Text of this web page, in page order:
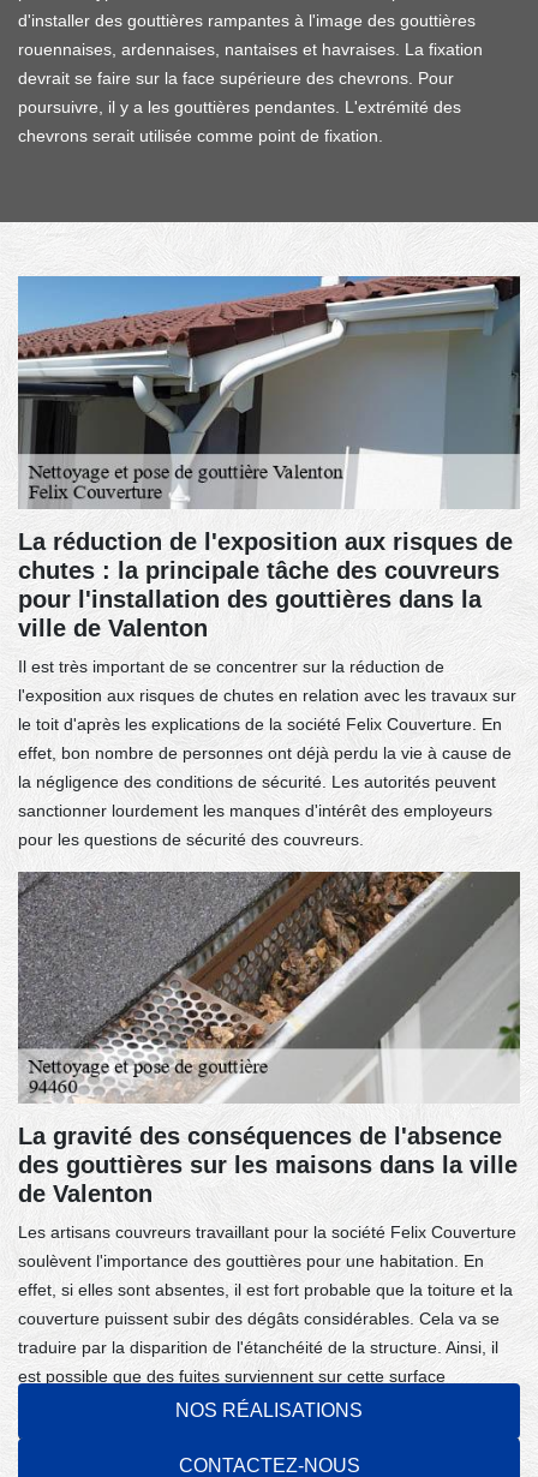
NOS RÉALISATIONS
CONTACTEZ-NOUS
d'installer des gouttières rampantes à l'image des gouttières
rouennaises, ardennaises, nantaises et havraises. La fixation
devrait se faire sur la face supérieure des chevrons. Pour
poursuivre, il y a les gouttières pendantes. L'extrémité des
chevrons serait utilisée comme point de fixation.
La réduction de l'exposition aux risques de
chutes : la principale tâche des couvreurs
pour l'installation des gouttières dans la
ville de Valenton
Il est très important de se concentrer sur la réduction de
l'exposition aux risques de chutes en relation avec les travaux sur
le toit d'après les explications de la société Felix Couverture. En
effet, bon nombre de personnes ont déjà perdu la vie à cause de
la négligence des conditions de sécurité. Les autorités peuvent
sanctionner lourdement les manques d'intérêt des employeurs
pour les questions de sécurité des couvreurs.
La gravité des conséquences de l'absence
des gouttières sur les maisons dans la ville
de Valenton
Les artisans couvreurs travaillant pour la société Felix Couverture
soulèvent l'importance des gouttières pour une habitation. En
effet, si elles sont absentes, il est fort probable que la toiture et la
couverture puissent subir des dégâts considérables. Cela va se
traduire par la disparition de l'étanchéité de la structure. Ainsi, il
est possible que des fuites surviennent sur cette surface
supérieure de la maison. À côté de cela, il y a encore des
conséquences plus graves, car ce sont les fondations qui peuvent
être endommagées. Ainsi, c'est l'immeuble qui risque de